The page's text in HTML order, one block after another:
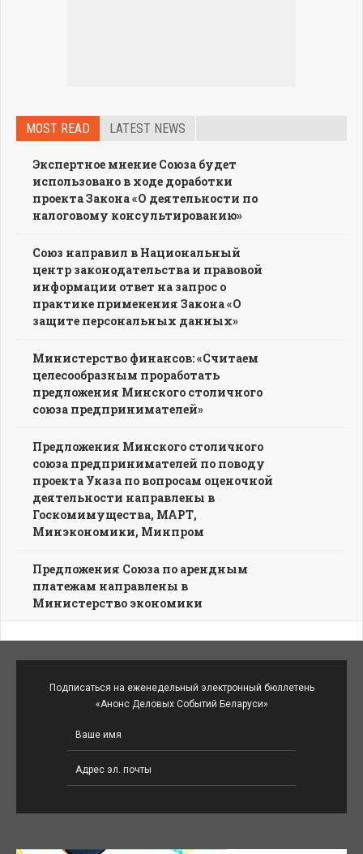
MOST READ LATEST NEWS
Экспертное мнение Союза будет
использовано в ходе доработки
проекта Закона «О деятельности по
налоговому консультированию»
Союз направил в Национальный
центр законодательства и правовой
информации ответ на запрос о
практике применения Закона «О
защите персональных данных»
Министерство финансов: «Считаем
целесообразным проработать
предложения Минского столичного
союза предпринимателей»
Предложения Минского столичного
союза предпринимателей по поводу
проекта Указа по вопросам оценочной
деятельности направлены в
Госкомимущества, МАРТ,
Минэкономики, Минпром
Предложения Союза по арендным
платежам направлены в
Министерство экономики
Подписаться на еженедельный электронный бюллетень
«Анонс Деловых Событий Беларуси»